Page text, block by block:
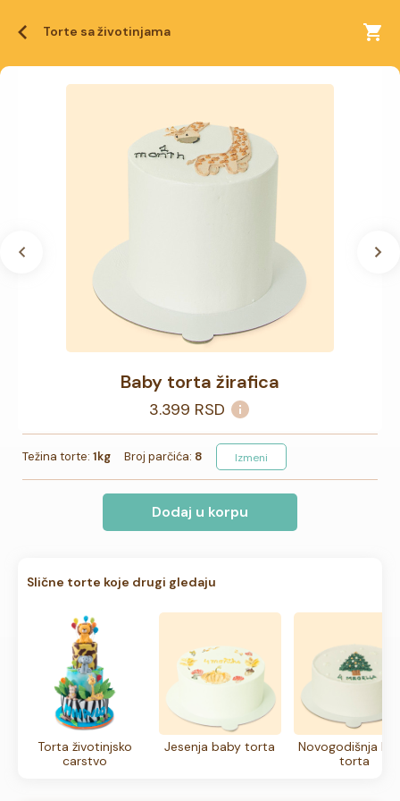
Torte sa životinjama
Baby torta žirafica
3.399 RSD
Težina torte: 1kg Broj parčića: 8 Izmeni
Dodaj u korpu
Slične torte koje drugi gledaju
Torta životinjsko
carstvo
Jesenja baby torta
Novogodišnja
torta